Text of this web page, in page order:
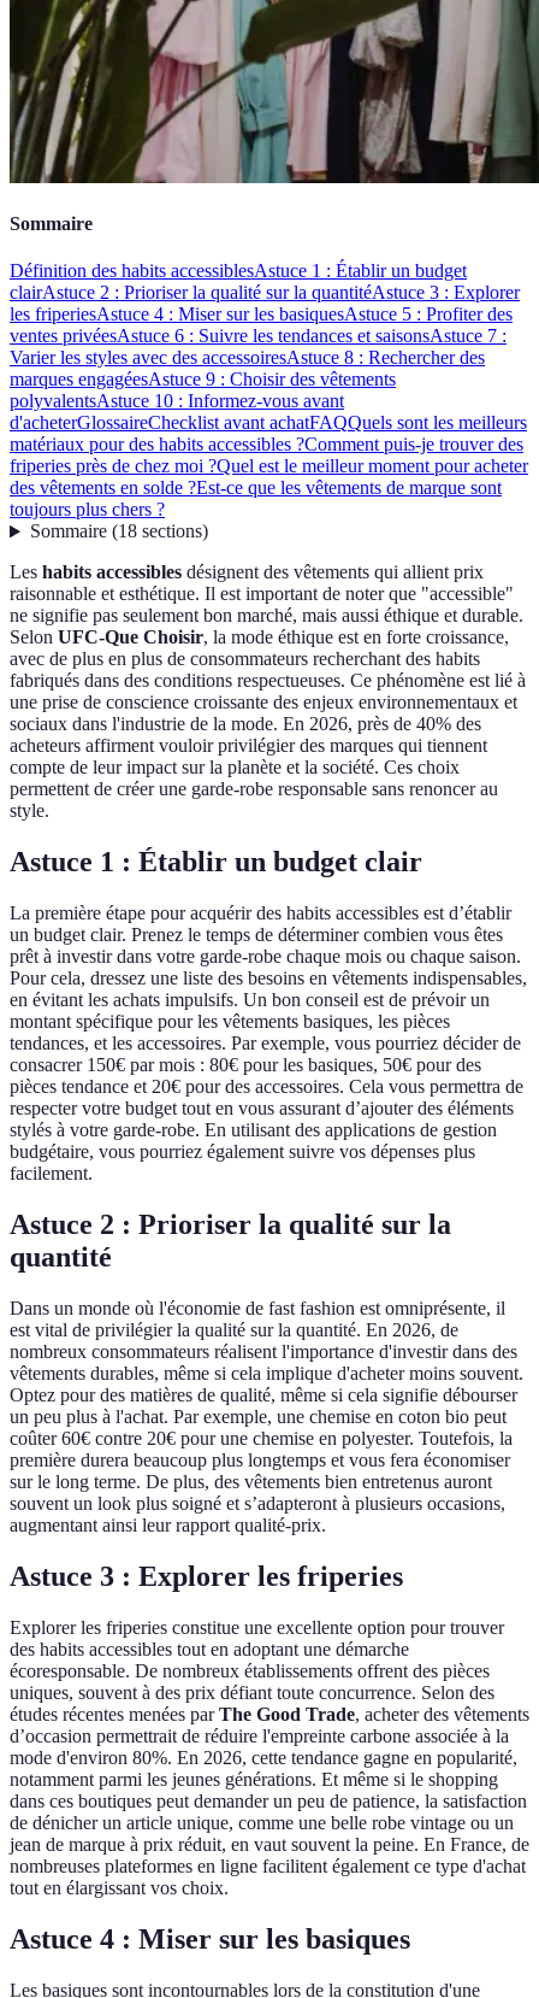
Sommaire
Définition des habits accessiblesAstuce 1 : Établir un budget
clairAstuce 2 : Prioriser la qualité sur la quantitéAstuce 3 : Explorer
les friperiesAstuce 4 : Miser sur les basiquesAstuce 5 : Profiter des
ventes privéesAstuce 6 : Suivre les tendances et saisonsAstuce 7 :
Varier les styles avec des accessoiresAstuce 8 : Rechercher des
marques engagéesAstuce 9 : Choisir des vêtements
polyvalentsAstuce 10 : Informez-vous avant
d'acheterGlossaireChecklist avant achatFAQQuels sont les meilleurs
matériaux pour des habits accessibles ?Comment puis-je trouver des
friperies près de chez moi ?Quel est le meilleur moment pour acheter
des vêtements en solde ?Est-ce que les vêtements de marque sont
toujours plus chers ?
Sommaire(18 sections)
Les habits accessibles désignent des vêtements qui allient prix
raisonnable et esthétique. Il est important de noter que "accessible"
ne signifie pas seulement bon marché, mais aussi éthique et durable.
Selon UFC-Que Choisir, la mode éthique est en forte croissance,
avec de plus en plus de consommateurs recherchant des habits
fabriqués dans des conditions respectueuses. Ce phénomène est lié à
une prise de conscience croissante des enjeux environnementaux et
sociaux dans l'industrie de la mode. En 2026, près de 40% des
acheteurs affirment vouloir privilégier des marques qui tiennent
compte de leur impact sur la planète et la société. Ces choix
permettent de créer une garde-robe responsable sans renoncer au
style.
Astuce 1 : Établir un budget clair
La première étape pour acquérir des habits accessibles est d’établir
un budget clair. Prenez le temps de déterminer combien vous êtes
prêt à investir dans votre garde-robe chaque mois ou chaque saison.
Pour cela, dressez une liste des besoins en vêtements indispensables,
en évitant les achats impulsifs. Un bon conseil est de prévoir un
montant spécifique pour les vêtements basiques, les pièces
tendances, et les accessoires. Par exemple, vous pourriez décider de
consacrer 150€ par mois : 80€ pour les basiques, 50€ pour des
pièces tendance et 20€ pour des accessoires. Cela vous permettra de
respecter votre budget tout en vous assurant d’ajouter des éléments
stylés à votre garde-robe. En utilisant des applications de gestion
budgétaire, vous pourriez également suivre vos dépenses plus
facilement.
Astuce 2 : Prioriser la qualité sur la
quantité
Dans un monde où l'économie de fast fashion est omniprésente, il
est vital de privilégier la qualité sur la quantité. En 2026, de
nombreux consommateurs réalisent l'importance d'investir dans des
vêtements durables, même si cela implique d'acheter moins souvent.
Optez pour des matières de qualité, même si cela signifie débourser
un peu plus à l'achat. Par exemple, une chemise en coton bio peut
coûter 60€ contre 20€ pour une chemise en polyester. Toutefois, la
première durera beaucoup plus longtemps et vous fera économiser
sur le long terme. De plus, des vêtements bien entretenus auront
souvent un look plus soigné et s’adapteront à plusieurs occasions,
augmentant ainsi leur rapport qualité-prix.
Astuce 3 : Explorer les friperies
Explorer les friperies constitue une excellente option pour trouver
des habits accessibles tout en adoptant une démarche
écoresponsable. De nombreux établissements offrent des pièces
uniques, souvent à des prix défiant toute concurrence. Selon des
études récentes menées parThe Good Trade, acheter des vêtements
d’occasion permettrait de réduire l'empreinte carbone associée à la
mode d'environ 80%. En 2026, cette tendance gagne en popularité,
notamment parmi les jeunes générations. Et même si le shopping
dans ces boutiques peut demander un peu de patience, la satisfaction
de dénicher un article unique, comme une belle robe vintage ou un
jean de marque à prix réduit, en vaut souvent la peine. En France, de
nombreuses plateformes en ligne facilitent également ce type d'achat
tout en élargissant vos choix.
Astuce 4 : Miser sur les basiques
Les basiques sont incontournables lors de la constitution d'une